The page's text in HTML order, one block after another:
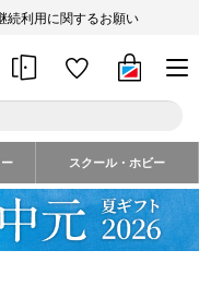
続利用に関するお願い
スクール・ホビー